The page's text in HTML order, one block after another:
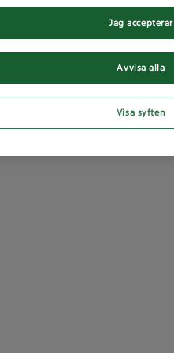
Avvisa alla
Jag accepterar
Visa syften